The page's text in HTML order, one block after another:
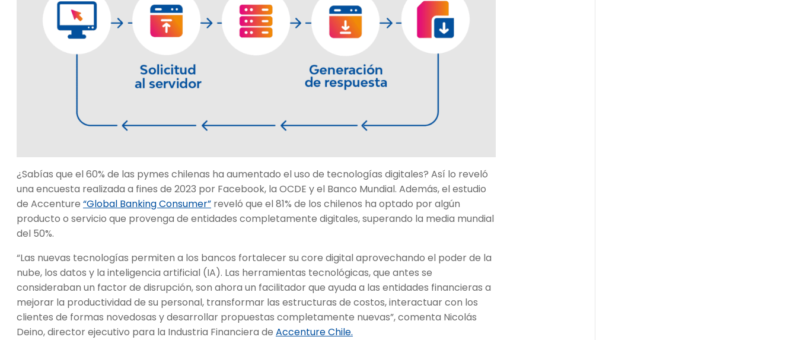
¿Sabías que el 60% de las pymes chilenas ha aumentado el uso de tecnologías digitales? Así lo reveló
una encuesta realizada a fines de 2023 por Facebook, la OCDE y el Banco Mundial. Además, el estudio
de Accenture “Global Banking Consumer” reveló que el 81% de los chilenos ha optado por algún
producto o servicio que provenga de entidades completamente digitales, superando la media mundial
del 50%.
“Las nuevas tecnologías permiten a los bancos fortalecer su core digital aprovechando el poder de la
nube, los datos y la inteligencia artificial (IA). Las herramientas tecnológicas, que antes se
consideraban un factor de disrupción, son ahora un facilitador que ayuda a las entidades financieras a
mejorar la productividad de su personal, transformar las estructuras de costos, interactuar con los
clientes de formas novedosas y desarrollar propuestas completamente nuevas”, comenta Nicolás
Deino, director ejecutivo para la Industria Financiera de Accenture Chile.